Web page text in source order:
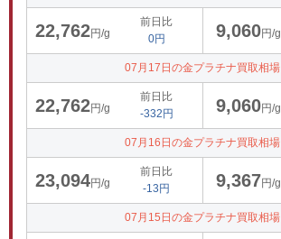
22,762円/g
前日比
0円
9,060円/g
07月17日の金プラチナ買取相場
22,762円/g
前日比
-332円
9,060円/g
07月16日の金プラチナ買取相場
23,094円/g
前日比
-13円
9,367円/g
07月15日の金プラチナ買取相場